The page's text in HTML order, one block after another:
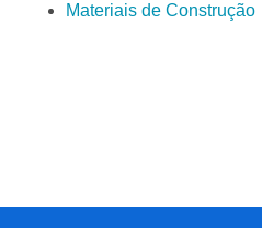
Materiais de Construção